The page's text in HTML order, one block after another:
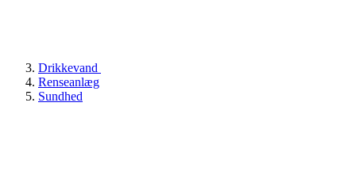
Drikkevand
Renseanlæg
Sundhed